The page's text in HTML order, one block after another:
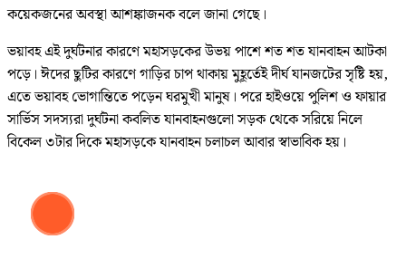
কয়েকজনের অবস্থা আশঙ্কাজনক বলে জানা গেছে।
ভয়াবহ এই দুর্ঘটনার কারণে মহাসড়কের উভয় পাশে শত শত যানবাহন আটকা
পড়ে। ঈদের ছুটির কারণে গাড়ির চাপ থাকায় মুহূর্তেই দীর্ঘ যানজটের সৃষ্টি হয়,
এতে ভয়াবহ ভোগান্তিতে পড়েন ঘরমুখী মানুষ। পরে হাইওয়ে পুলিশ ও ফায়ার
সার্ভিস সদস্যরা দুর্ঘটনা কবলিত যানবাহনগুলো সড়ক থেকে সরিয়ে নিলে
বিকেল ৩টার দিকে মহাসড়কে যানবাহন চলাচল আবার স্বাভাবিক হয়।